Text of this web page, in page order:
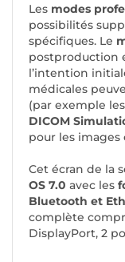
Les modes
possibilités
spécifiques. Le
postproduction
l’intention
médicales
(par exemple
DICOM
pour les
Cet écran de la
OS 7.0 avec les
Bluetooth et
complète
DisplayPort, 2